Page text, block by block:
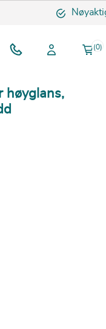
Nøyaktige
(0)
høyglans,